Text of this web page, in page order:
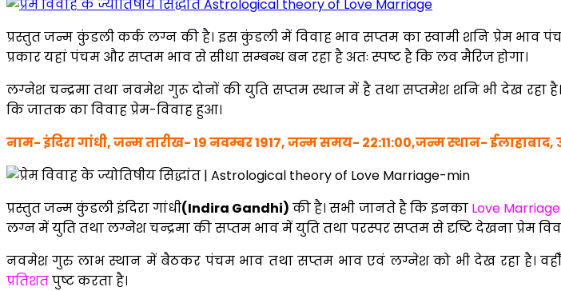
प्रस्तुत जन्म कुंडली कर्क लग्न की है। इस कुंडली में विवाह भाव सप्तम का स्वामी शनि प्रेम भाव
प्रकार यहां पंचम और सप्तम भाव से सीधा सम्बन्ध बन रहा है अतः स्पष्ट है कि लव मैरिज होगा।
लग्नेश चन्द्रमा तथा नवमेश गुरू दोनों की युति सप्तम स्थान में है तथा सप्तमेश शनि भी देख रहा
कि जातक का विवाह प्रेम-विवाह हुआ।
नाम- इंदिरा गांधी, जन्म तारीख- 19 नवम्बर 1917, जन्म समय- 22:11:00,जन्म स्थान- ईलाहाबाद,
प्रस्तुत जन्म कुंडली इंदिरा गांधी(Indira Gandhi) की है। सभी जानते है कि इनका Love Marriage
लग्न में युति तथा लग्नेश चन्द्रमा की सप्तम भाव में युति तथा परस्पर सप्तम से दृष्टि देखना प्रेम
नवमेश गुरु लाभ स्थान में बैठकर पंचम भाव तथा सप्तम भाव एवं लग्नेश को भी देख रहा है। वहीँ
प्रतिशतपुष्ट करता है।